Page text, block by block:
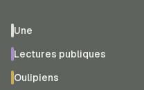
Une
Lectures publiques
Oulipiens